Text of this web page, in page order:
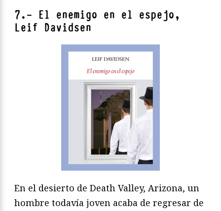
7.- El enemigo en el espejo,
Leif Davidsen
En el desierto de Death Valley, Arizona, un
hombre todavía joven acaba de regresar de